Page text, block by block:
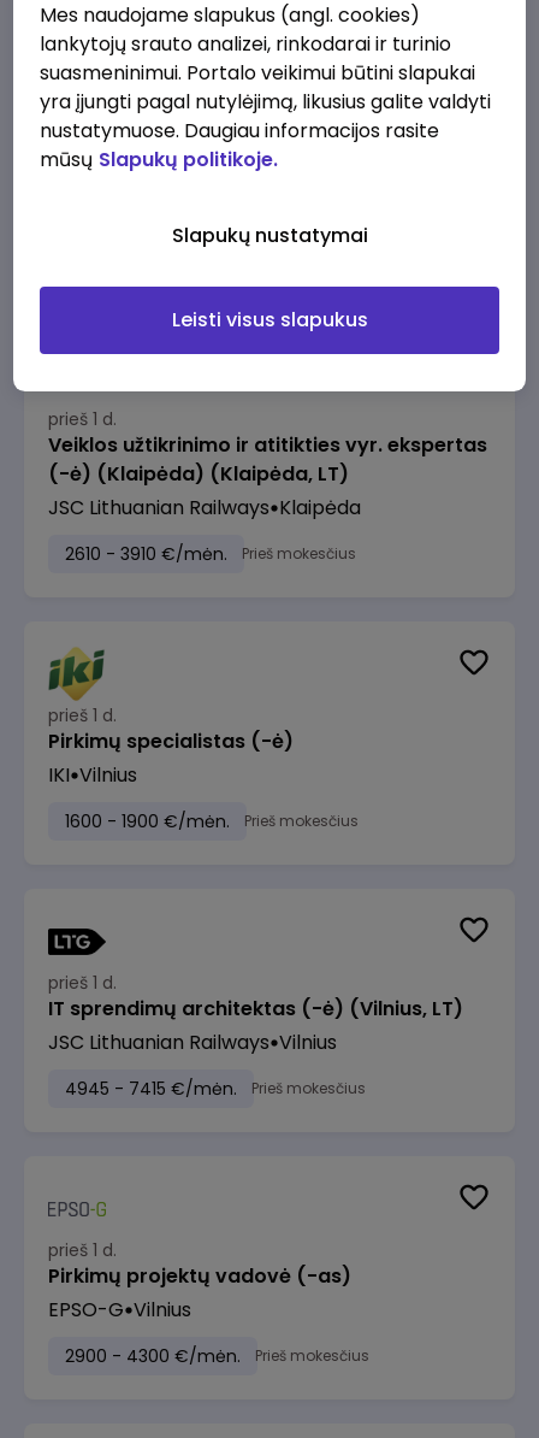
prieš 1 d.
Veiklos užtikrinimo ir atitikties vyr. ekspertas
(-ė) (Kaunas) (Kaunas, LT)
prieš 1 d.
Veiklos užtikrinimo ir atitikties vyr. ekspertas
(-ė) (Klaipėda) (Klaipėda, LT)
JSC Lithuanian Railways Klaipėda
2610 - 3910 €/mėn. Prieš mokesčius
prieš 1 d.
Pirkimų specialistas (-ė)
IKI Vilnius
1600 - 1900 €/mėn. Prieš mokesčius
prieš 1 d.
IT sprendimų architektas (-ė) (Vilnius, LT)
JSC Lithuanian Railways Vilnius
4945 - 7415 €/mėn. Prieš mokesčius
prieš 1 d.
Pirkimų projektų vadovė (-as)
EPSO-G Vilnius
2900 - 4300 €/mėn. Prieš mokesčius
Mes naudojame slapukus (angl. cookies)
lankytojų srauto analizei, rinkodarai ir turinio
suasmeninimui. Portalo veikimui būtini slapukai
yra įjungti pagal nutylėjimą, likusius galite valdyti
nustatymuose. Daugiau informacijos rasite
mūsų Slapukų politikoje.
Slapukų nustatymai
Leisti visus slapukus